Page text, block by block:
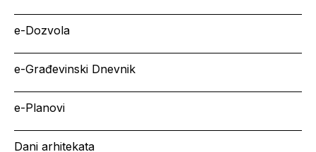
e-Dozvola
e-Građevinski Dnevnik
e-Planovi
Dani arhitekata